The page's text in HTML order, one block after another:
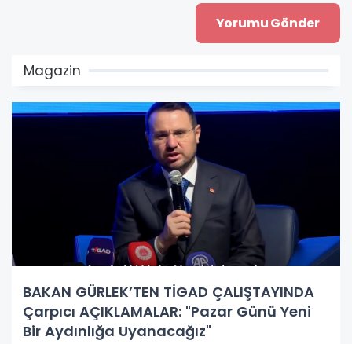
Magazin
BAKAN GÜRLEK’TEN TİGAD ÇALIŞTAYINDA
Çarpıcı AÇIKLAMALAR: "Pazar Günü Yeni
Bir Aydınlığa Uyanacağız"